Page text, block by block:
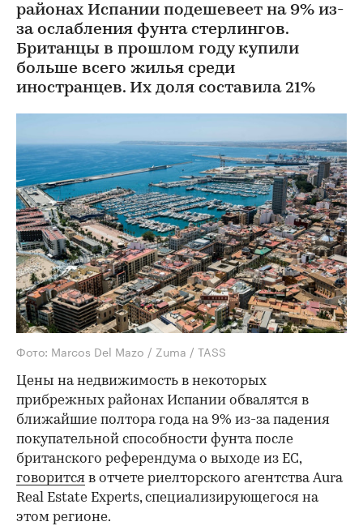
районах Испании подешевеет на 9% из-
за ослабления фунта стерлингов.
Британцы в прошлом году купили
больше всего жилья среди
иностранцев. Их доля составила 21%
Фото: Marcos Del Mazo / Zuma / TASS
Цены на недвижимость в некоторых
прибрежных районах Испании обвалятся в
ближайшие полтора года на 9% из-за падения
покупательной способности фунта после
британского референдума о выходе из ЕС,
говорится в отчете риелторского агентства Aura
Real Estate Experts, специализирующегося на
этом регионе.